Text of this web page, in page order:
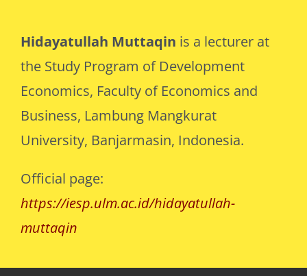
Hidayatullah Muttaqin is a lecturer at
the Study Program of Development
Economics, Faculty of Economics and
Business, Lambung Mangkurat
University, Banjarmasin, Indonesia.
Official page:
https://iesp.ulm.ac.id/hidayatullah-
muttaqin